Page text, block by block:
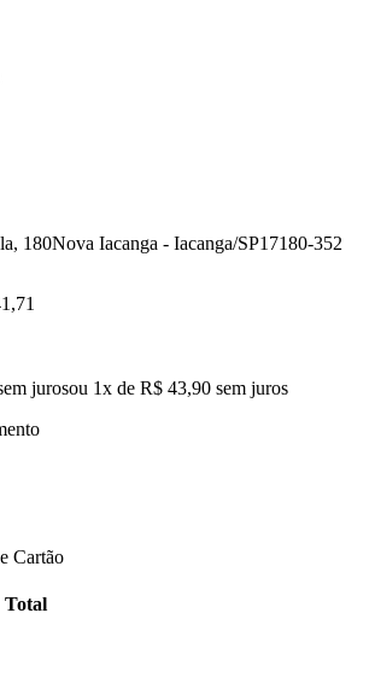
180Nova Iacanga - Iacanga/SP17180-352
,71
jurosou 1x de R$ 43,90 sem juros
Cartão
Total